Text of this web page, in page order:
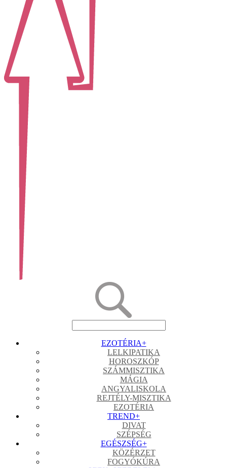
EZOTÉRIA+
LELKIPATIKA
HOROSZKÓP
SZÁMMISZTIKA
MÁGIA
ANGYALISKOLA
REJTÉLY-MISZTIKA
EZOTÉRIA
TREND+
DIVAT
SZÉPSÉG
EGÉSZSÉG+
KÖZÉRZET
FOGYÓKÚRA